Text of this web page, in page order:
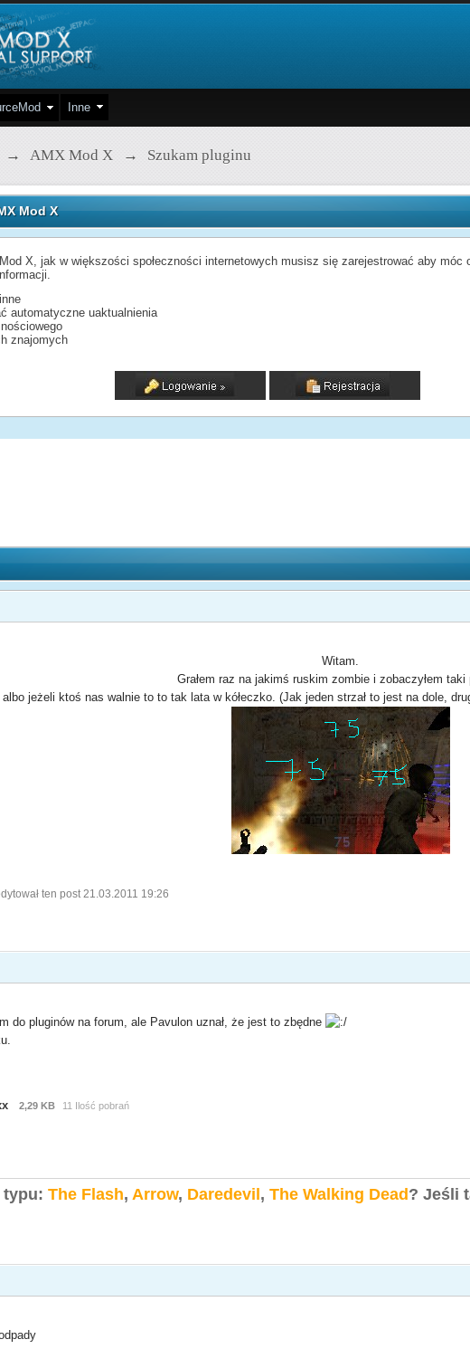
Inne
→ AMX Mod X → Szukam pluginu
Mod X
Mod X, jak w większości społeczności internetowych musisz się zarejestrować aby
automatyczne uaktualnienia
znajomych
Witam.
Grałem raz na jakimś ruskim zombie i zobaczyłem taki
jeżeli ktoś nas walnie to to tak lata w kółeczko. (Jak jeden strzał to jest na dole,
ten post 21.03.2011 19:26
do pluginów na forum, ale Pavulon uznał, że jest to zbędne
2,29 KB 11 Ilość pobrań
typu: The Flash, Arrow, Daredevil , The Walking Dead ? Jeśli